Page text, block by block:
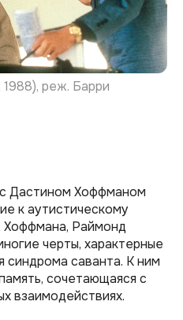
реж. Барри
Дастином Хоффманом
к аутистическому
Хоффмана, Раймонд
черты, характерные
синдрома саванта. К ним
сочетающаяся с
взаимодействиях.